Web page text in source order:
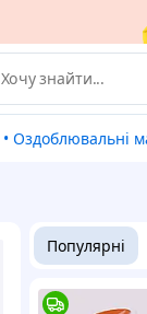
• Оздоблювальні
Популярні